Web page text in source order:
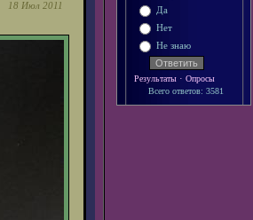
18 Июл 2011
Да
Нет
Не знаю
Результаты · Опросы
Всего ответов: 3581